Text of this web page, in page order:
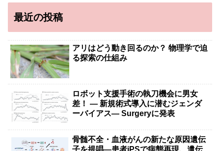
最近の投稿
アリはどう動き回るのか？ 物理学で迫
る探索の仕組み
ロボット支援手術の執刀機会に男女
差！ — 新規術式導入に潜むジェンダ
ーバイアス— Surgeryに発表
骨髄不全・血液がんの新たな原因遺伝
子を提唱―患者iPSで病態再現、遺伝